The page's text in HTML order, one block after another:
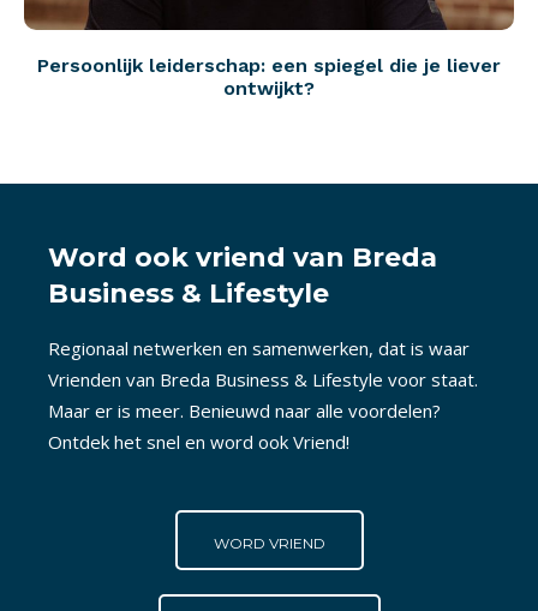
Persoonlijk leiderschap: een spiegel die je liever
ontwijkt?
Word ook vriend van Breda
Business & Lifestyle
Regionaal netwerken en samenwerken, dat is waar
Vrienden van Breda Business & Lifestyle voor staat.
Maar er is meer. Benieuwd naar alle voordelen?
Ontdek het snel en word ook Vriend!
WORD VRIEND